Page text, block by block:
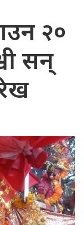
२०
सन्